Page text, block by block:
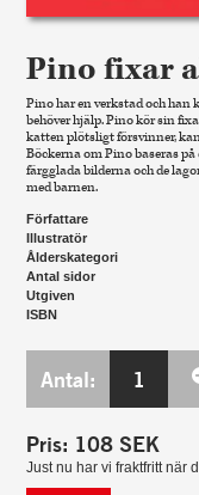
Pino fixar
Pino har en verkstad och han
behöver hjälp. Pino kör sin
katten plötsligt försvinner,
Böckerna om Pino baseras
färgglada bilderna och de
med barnen.
Författare
Illustratör
Ålderskategori
Antal sidor
Utgiven
ISBN
Antal: 1
Pris: 108 SEK
Just nu har vi fraktfritt när